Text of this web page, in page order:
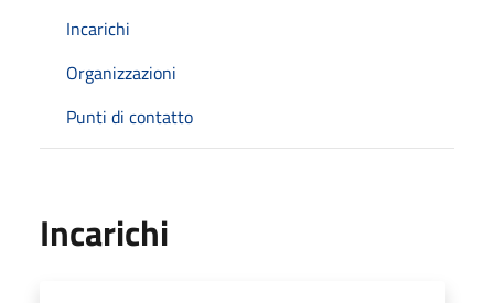
Incarichi
Organizzazioni
Punti di contatto
Incarichi